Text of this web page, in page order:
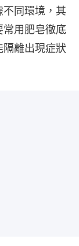
同環境，其
常用肥皂徹底
隔離出現症狀